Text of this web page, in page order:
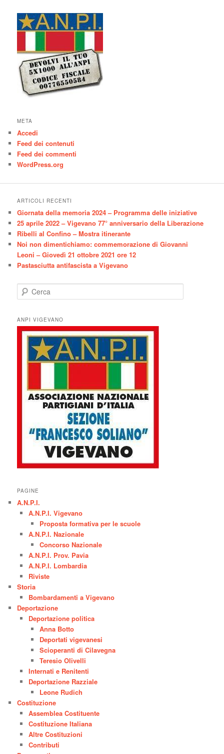
META
Accedi
Feed dei contenuti
Feed dei commenti
WordPress.org
ARTICOLI RECENTI
Giornata della memoria 2024 – Programma delle iniziative
25 aprile 2022 – Vigevano 77° anniversario della Liberazione
Ribelli al Confino – Mostra itinerante
Noi non dimentichiamo: commemorazione di Giovanni
Leoni – Giovedì 21 ottobre 2021 ore 12
Pastasciutta antifascista a Vigevano
e
c
a
ANPI VIGEVANO
PAGINE
A.N.P.I.
A.N.P.I. Vigevano
Proposta formativa per le scuole
A.N.P.I. Nazionale
Concorso Nazionale
A.N.P.I. Prov. Pavia
A.N.P.I. Lombardia
Riviste
Storia
Bombardamenti a Vigevano
Deportazione
Deportazione politica
Anna Botto
Deportati vigevanesi
Scioperanti di Cilavegna
Teresio Olivelli
Internati e Renitenti
Deportazione Razziale
Leone Rudich
Costituzione
Assemblea Costituente
Costituzione Italiana
Altre Costituzioni
Contributi